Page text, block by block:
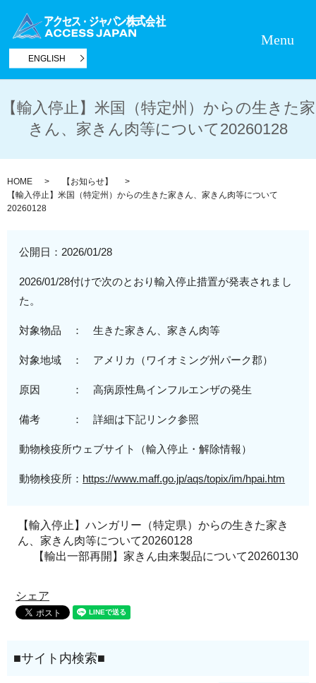
ENGLISH
Menu
【輸入停止】米国（特定州）からの生きた家
きん、家きん肉等について20260128
HOME
【お知らせ】
【輸入停止】米国（特定州）からの生きた家きん、家きん肉等について
20260128
公開日： 2026/01/28
2026/01/28付けで次のとおり輸入停止措置が発表されまし
た。
対象物品 ： 生きた家きん、家きん肉等
対象地域 ： アメリカ（ ワイオミング州パーク郡）
原因 ：高病原性鳥インフルエンザの発生
備考 ： 詳細は下記リンク参照
動物検疫所ウェブサイト（輸入停止・解除情報）
動物検疫所： https://www.maff.go.jp/aqs/topix/im/hpai.htm
【輸入停止】ハンガリー（特定県）からの生きた家き
ん、家きん肉等について20260128
【輸出一部再開】家きん由来製品について20260130
シェア